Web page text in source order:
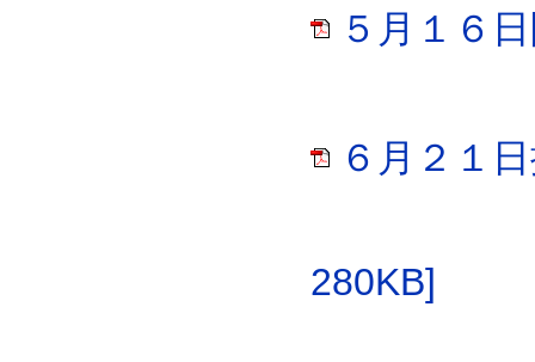
５月１６
６月２１
280KB]